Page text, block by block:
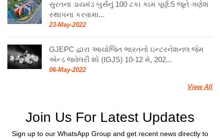
સુરતના ડાયમંડ બુર્સનું 100 ટકા કામ પૂર્ણ:5 જૂને ગણેશ
સ્થાપના કરવામા...
23-May-2022
GJEPC દ્વારા આયોજિત ભારતનો ઇન્ટરનેશનલ જેમ
એન્ડ જ્વેલરી શો (IGJS) 10-12 મે, 202...
06-May-2022
View All
Join Us For Latest Updates
Sign up to our WhatsApp Group and get recent news directly to